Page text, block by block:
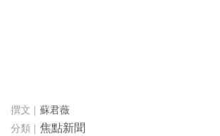
蘇君薇
焦點新聞